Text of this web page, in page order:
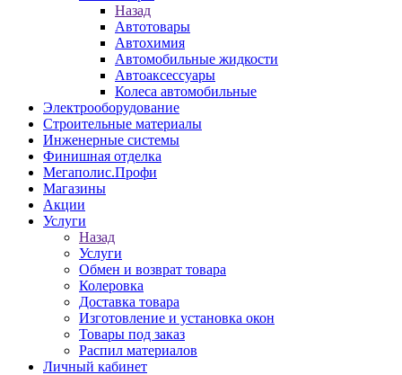
Назад
Автотовары
Автохимия
Автомобильные жидкости
Автоаксессуары
Колеса автомобильные
Электрооборудование
Строительные материалы
Инженерные системы
Финишная отделка
Мегаполис.Профи
Магазины
Акции
Услуги
Назад
Услуги
Обмен и возврат товара
Колеровка
Доставка товара
Изготовление и установка окон
Товары под заказ
Распил материалов
Личный кабинет